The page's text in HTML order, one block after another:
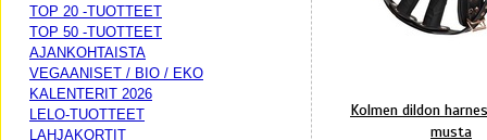
TOP 20 -TUOTTEET
TOP 50 -TUOTTEET
AJANKOHTAISTA
VEGAANISET / BIO / EKO
KALENTERIT 2026
LELO-TUOTTEET
LAHJAKORTIT
Kolmen dildon
musta